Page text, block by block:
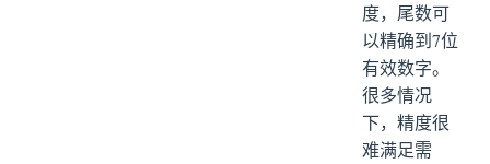
度，尾数可
以精确到7位
有效数字。
很多情况
下，精度很
难满足需